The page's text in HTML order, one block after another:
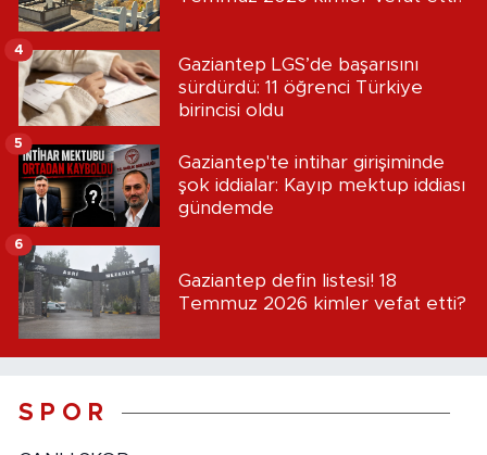
Gaziantep LGS’de başarısını
sürdürdü: 11 öğrenci Türkiye
birincisi oldu
4
Gaziantep'te intihar girişiminde
şok iddialar: Kayıp mektup iddiası
gündemde
5
Gaziantep defin listesi! 18
Temmuz 2026 kimler vefat etti?
6
S P O R